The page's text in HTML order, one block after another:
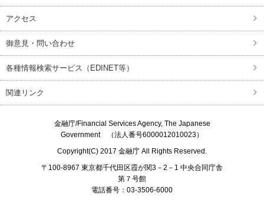
アクセス
御意見・問い合わせ
各種情報検索サービス（EDINET等）
関連リンク
金融庁/Financial Services Agency, The Japanese
Government（法人番号6000012010023）
Copyright(C) 2017 金融庁 All Rights Reserved.
〒100-8967 東京都千代田区霞が関3－2－1 中央合同庁舎
第７号館
電話番号：03-3506-6000